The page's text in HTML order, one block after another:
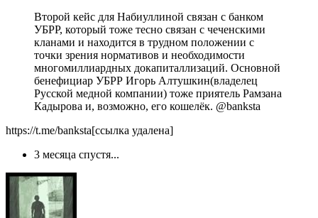
Второй кейс для Набиуллиной связан с банком
УБРР, который тоже тесно связан с чеченскими
кланами и находится в трудном положении с
точки зрения нормативов и необходимости
многомиллиардных докапиталлизаций. Основной
бенефициар УБРР Игорь Алтушкин(владелец
Русской медной компании) тоже приятель Рамзана
Кадырова и, возможно, его кошелёк. @banksta
https://t.me/banksta[ссылка удалена]
3 месяца спустя...